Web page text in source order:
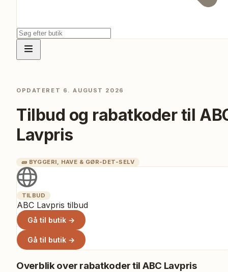
OPDATERET 6. AUGUST 2026
Tilbud og rabatkoder til
Lavpris
🧱 BYGGERI, HAVE & GØR-DET-SELV
TILBUD
ABC Lavpris tilbud
Gå til butik →
Gå til butik →
Overblik over rabatkoder til ABC Lavpris